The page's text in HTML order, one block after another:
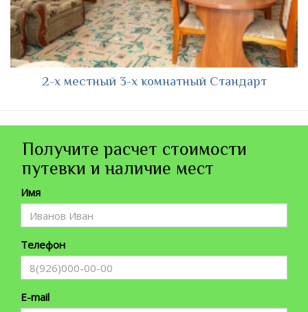
2-х местный 3-х комнатный Стандарт
Получите расчет стоимости
путевки и наличие мест
Имя
Телефон
E-mail